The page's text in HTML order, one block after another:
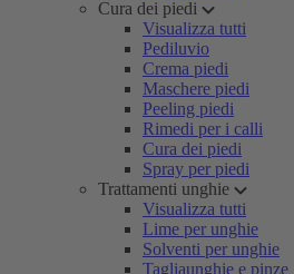
Cura dei piedi
Visualizza tutti
Pediluvio
Crema piedi
Maschere piedi
Peeling piedi
Rimedi per i calli
Cura dei piedi
Spray per piedi
Trattamenti unghie
Visualizza tutti
Lime per unghie
Solventi per unghie
Tagliaunghie e pinze